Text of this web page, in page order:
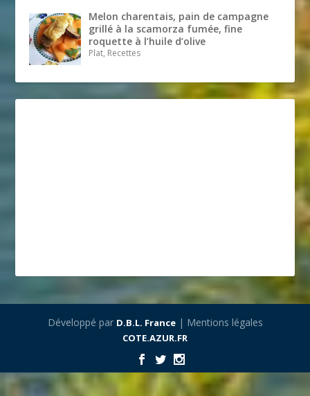
Melon charentais, pain de campagne
grillé à la scamorza fumée, fine
roquette à l’huile d’olive
Plat, Recettes
Développé par D.B.L. France| Mentions légales
COTE.AZUR.FR